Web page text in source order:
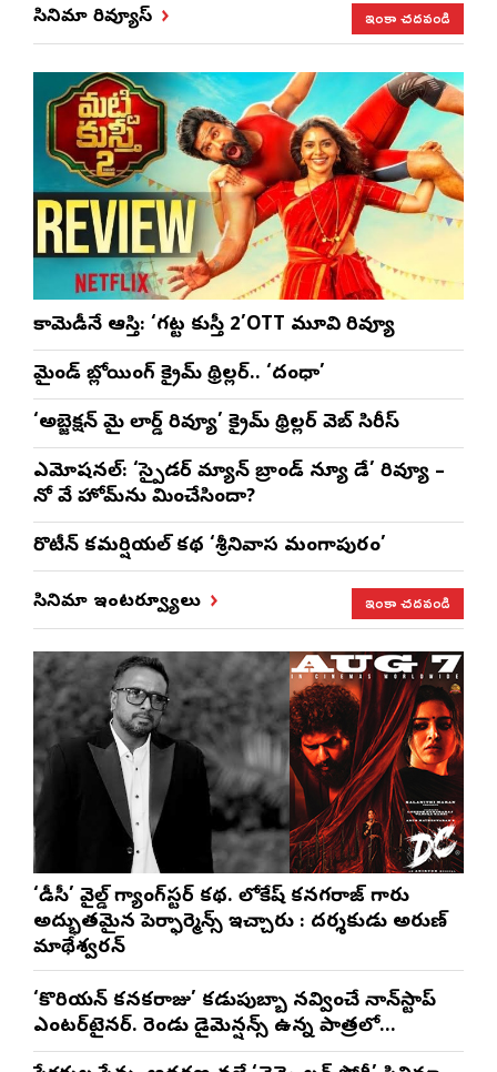
సినిమా రివ్యూస్ ఇంకా చదవండి
కామెడీనే ఆస్తి: ‘గట్ట కుస్తీ 2’OTT మూవి రివ్యూ
మైండ్ బ్లోయింగ్ క్రైమ్ థ్రిల్లర్.. ‘దంధా’
‘అబ్జెక్ష‌న్ మై లార్డ్ రివ్యూ’ క్రైమ్ థ్రిల్ల‌ర్ వెబ్ సిరీస్
ఎమోష‌న‌ల్‌: ‘స్పైడర్ మ్యాన్ బ్రాండ్ న్యూ డే’ రివ్యూ –
నో వే హోమ్‌ను మించేసిందా?
రొటీన్‌ కమర్షియల్‌ కథ ‘శ్రీనివాస మంగాపురం’
సినిమా ఇంటర్వ్యూలు ఇంకా చదవండి
‘డీసీ’ వైల్డ్ గ్యాంగ్‌స్టర్ కథ. లోకేష్ కనగరాజ్ గారు
అద్భుతమైన పెర్ఫార్మెన్స్ ఇచ్చారు : దర్శకుడు అరుణ్
మాథేశ్వరన్
‘కొరియన్ కనకరాజు’ కడుపుబ్బా నవ్వించే నాన్‌స్టాప్
ఎంటర్‌టైనర్. రెండు డైమెన్షన్స్ ఉన్న పాత్రలో
నటించడం చాలా సంతృప్తినిచ్చింది : వరుణ్ తేజ్